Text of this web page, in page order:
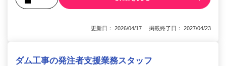
更新日： 2026/04/17 掲載終了日： 2027/04/23
ダム工事の発注者支援業務スタッフ